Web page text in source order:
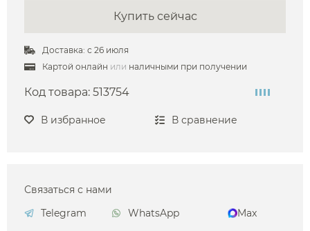
Купить сейчас
Доставка: с 26 июля
Картой онлайн или наличными при получении
Код товара: 513754
В избранное В сравнение
Связаться с нами
Telegram
WhatsApp Max